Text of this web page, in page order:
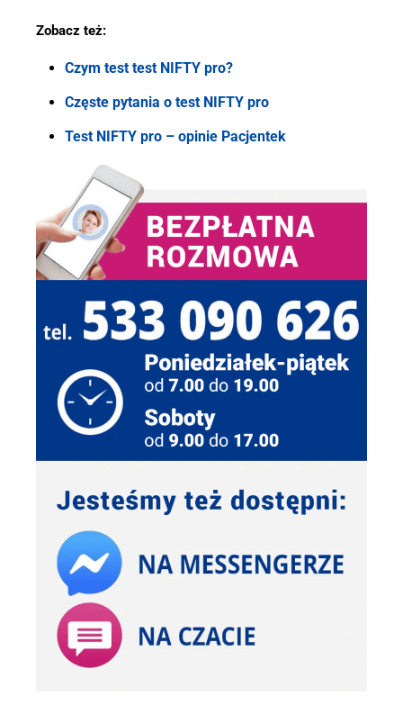
Zobacz też:
Czym test test NIFTY pro?
Częste pytania o test NIFTY pro
Test NIFTY pro – opinie Pacjentek